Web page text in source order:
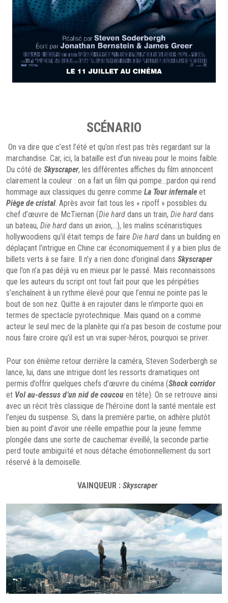
SCÉNARIO
On va dire que c’est l’été et qu’on n’est pas très regardant sur la
marchandise. Car, ici, la bataille est d’un niveau pour le moins faible.
Du côté de Skyscraper, les différentes affiches du film annoncent
clairement la couleur : on a fait un film qui pompe…pardon qui rend
hommage aux classiques du genre comme La Tour infernale et
Piège de cristal. Après avoir fait tous les « ripoff » possibles du
chef d’œuvre de McTiernan (Die hard dans un train, Die hard dans
un bateau, Die hard dans un avion,…), les malins scénaristiques
hollywoodiens qu’il était temps de faire Die hard dans un building en
déplaçant l’intrigue en Chine car économiquement il y a bien plus de
billets verts à se faire. Il n’y a rien donc d’original dans Skyscraper
que l’on n’a pas déjà vu en mieux par le passé. Mais reconnaissons
que les auteurs du script ont tout fait pour que les péripéties
s’enchaînent à un rythme élevé pour que l’ennui ne pointe pas le
bout de son nez. Quitte à en rajouter dans le n’importe quoi en
termes de spectacle pyrotechnique. Mais quand on a comme
acteur le seul mec de la planète qui n’a pas besoin de costume pour
nous faire croire qu’il est un vrai super-héros, pourquoi se priver.
Pour son énième retour derrière la caméra, Steven Soderbergh se
lance, lui, dans une intrigue dont les ressorts dramatiques ont
permis d’offrir quelques chefs d’œuvre du cinéma (Shock corridor
et Vol au-dessus d’un nid de coucou en tête). On se retrouve ainsi
avec un récit très classique de l’héroïne dont la santé mentale est
l’enjeu du suspense. Si, dans la première partie, on adhère plutôt
bien au point d’avoir une réelle empathie pour la jeune femme
plongée dans une sorte de cauchemar éveillé, la seconde partie
perd toute ambiguïté et nous détache émotionnellement du sort
réservé à la demoiselle.
VAINQUEUR : Skyscraper